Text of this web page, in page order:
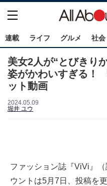
連載 ライフ グルメ 社会
美女2人が“とびきり
姿がかわいすぎる！
ット動画
2024.05.09
堀井 ユウ
ファッション誌『ViVi』
ウントは5月7日、投稿を